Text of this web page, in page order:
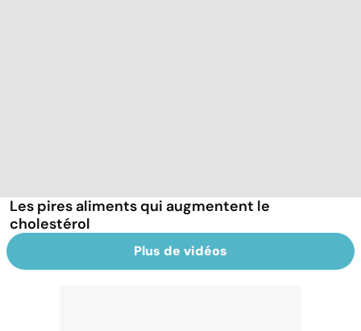
Les pires aliments qui augmentent le
cholestérol
Plus de vidéos